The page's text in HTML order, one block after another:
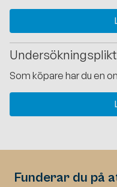
Undersökningsplikt
Som köpare har du en
Funderar du på